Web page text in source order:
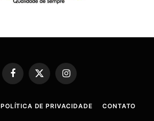
Facebook
X
Instagram
POLÍTICA DE PRIVACIDADE CONTATO